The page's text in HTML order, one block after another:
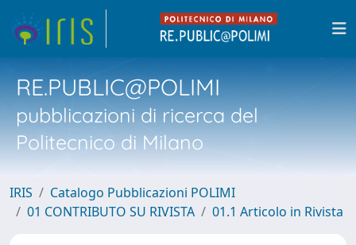
RE.PUBLIC@POLIMI
pubblicazioni di ricerca del
Politecnico di Milano
IRIS
Catalogo Pubblicazioni POLIMI
01 CONTRIBUTO SU RIVISTA
01.1 Articolo in Rivista